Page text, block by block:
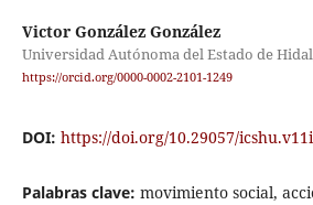
Victor González González
Universidad Autónoma del Estado de
https://orcid.org/0000-0002-2101-1249
DOI: https://doi.org/10.29057/
Palabras clave: movimiento social,